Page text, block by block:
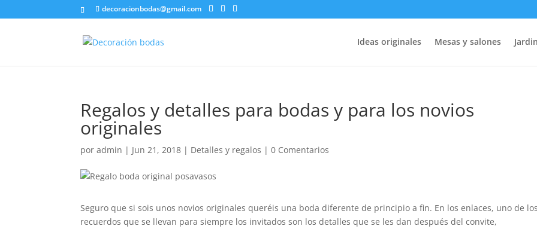
decoracionbodas@gmail.com
Ideas originales Mesas y salones
Regalos y detalles para bodas y para los novios
originales
poradmin | Jun 21, 2018 | Detalles y regalos |0 Comentarios
Seguro que si sois unos novios originales queréis una boda diferente de principio a fin. En los enlaces, uno de
recuerdos que se llevan para siempre los invitados son los detalles que se les dan después del convite,